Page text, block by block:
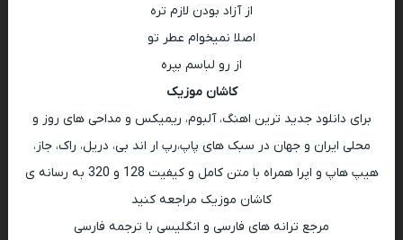
از آزاد بودن لازم تره
اصلا نمیخوام عطر تو
از رو لباسم بپره
کاشان موزیک
برای دانلود جدید ترین اهنگ، آلبوم، ریمیکس و مداحی های روز و
محلی ایران و جهان در سبک های پاپ،رپ ار اند بی، دریل، راک، جاز،
هیپ هاپ و اپرا همراه با متن کامل و کیفیت 128 و 320 به رسانه ی
کاشان موزیک مراجعه کنید
مرجع ترانه های فارسی و انگلیسی با ترجمه فارسی